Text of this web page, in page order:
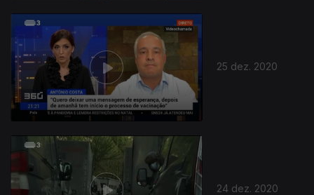
25 dez. 2020
24 dez. 2020